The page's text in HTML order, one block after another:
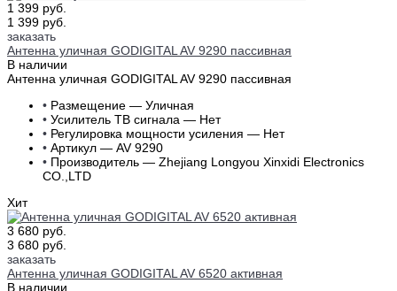
1 399 руб.
1 399 руб.
заказать
Антенна уличная GODIGITAL AV 9290 пассивная
В наличии
Антенна уличная GODIGITAL AV 9290 пассивная
• Размещение — Уличная
• Усилитель ТВ сигнала — Нет
• Регулировка мощности усиления — Нет
• Артикул — AV 9290
• Производитель — Zhejiang Longyou Xinxidi Electronics
CO.,LTD
Хит
3 680 руб.
3 680 руб.
заказать
Антенна уличная GODIGITAL AV 6520 активная
В наличии